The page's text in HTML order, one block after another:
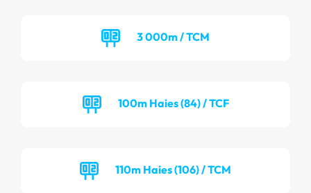
3 000m / TCM
100m Haies (84) / TCF
110m Haies (106) / TCM